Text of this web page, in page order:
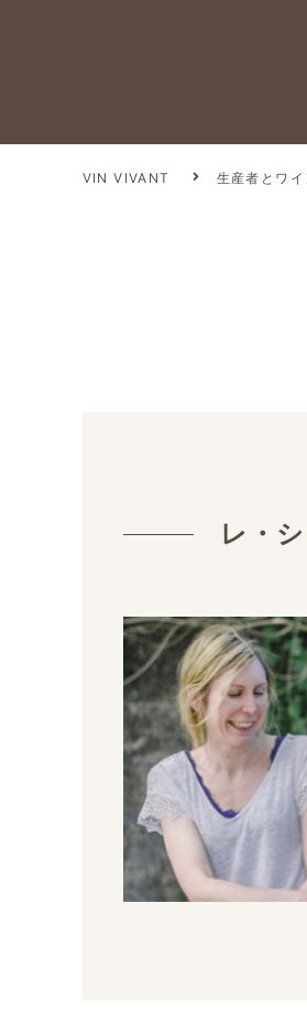
VIN VIVANT 生産者とワ
レ・